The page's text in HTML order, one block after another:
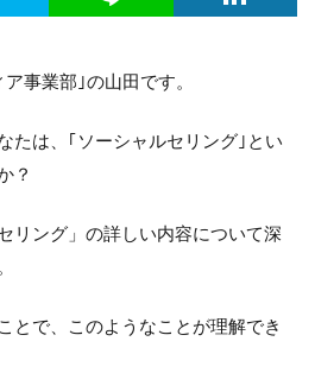
事業部｣の山田です。
たは、｢ソーシャルセリング｣とい
？
リング」の詳しい内容について深
とで、このようなことが理解でき